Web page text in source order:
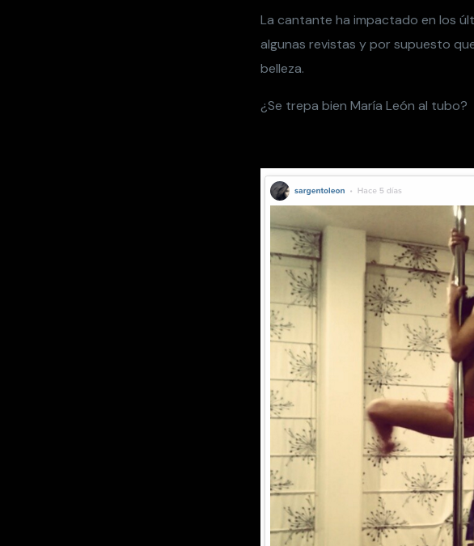
La cantante ha impactado en los
algunas revistas y por supuesto
belleza.
¿Se trepa bien María León al tubo?